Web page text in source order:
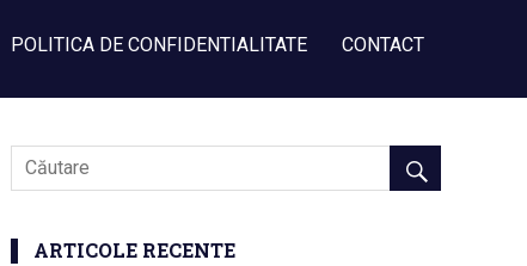
POLITICA DE CONFIDENTIALITATE CONTACT
ARTICOLE RECENTE